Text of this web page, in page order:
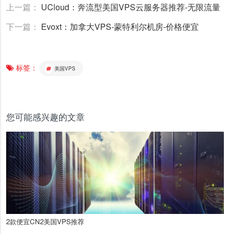
上一篇： UCloud：奔流型美国VPS云服务器推荐-无限流量
下一篇： Evoxt：加拿大VPS-蒙特利尔机房-价格便宜
标签： 美国VPS
您可能感兴趣的文章
2款便宜CN2美国VPS推荐